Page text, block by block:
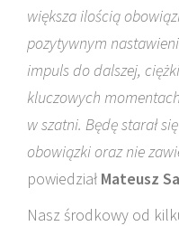
większa ilością
pozytywnym
impuls do dalszej,
kluczowych
w szatni. Będę starał
obowiązki oraz nie
powiedział Mateusz
Nasz środkowy od